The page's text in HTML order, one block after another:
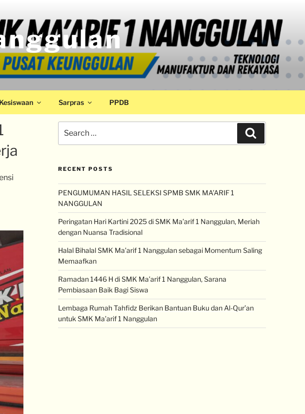
Kesiswaan Sarpras PPDB
RECENT POSTS
PENGUMUMAN HASIL SELEKSI SPMB SMK MA’ARIF 1
NANGGULAN
Peringatan Hari Kartini 2025 di SMK Ma’arif 1 Nanggulan, Meriah
dengan Nuansa Tradisional
Halal Bihalal SMK Ma’arif 1 Nanggulan sebagai Momentum Saling
Memaafkan
Ramadan 1446 H di SMK Ma’arif 1 Nanggulan, Sarana
Pembiasaan Baik Bagi Siswa
Lembaga Rumah Tahfidz Berikan Bantuan Buku dan Al-Qur’an
untuk SMK Ma’arif 1 Nanggulan